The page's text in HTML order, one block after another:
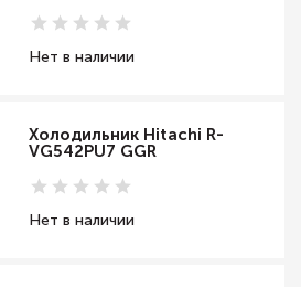
Нет в наличии
Холодильник Hitachi R-
VG542PU7 GGR
Нет в наличии